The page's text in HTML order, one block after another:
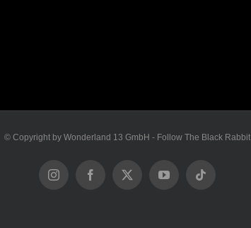
© Copyright by Wonderland 13 GmbH - Follow The Black Rabbit
InstagramFacebook
X YouTubeTiktok